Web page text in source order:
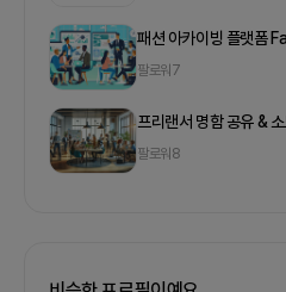
패션 아카이빙 플랫폼
팔로워 7
프리랜서 명함 공유 &
팔로워 8